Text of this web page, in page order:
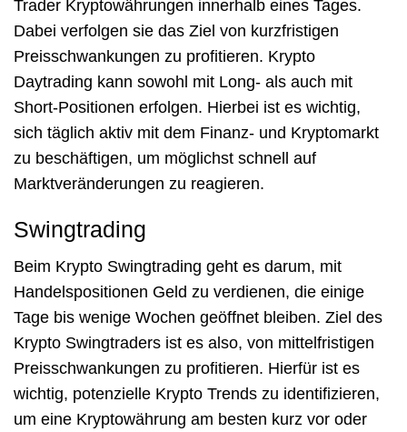
Trader Kryptowährungen innerhalb eines Tages.
Dabei verfolgen sie das Ziel von kurzfristigen
Preisschwankungen zu profitieren. Krypto
Daytrading kann sowohl mit Long- als auch mit
Short-Positionen erfolgen. Hierbei ist es wichtig,
sich täglich aktiv mit dem Finanz- und Kryptomarkt
zu beschäftigen, um möglichst schnell auf
Marktveränderungen zu reagieren.
Swingtrading
Beim Krypto Swingtrading geht es darum, mit
Handelspositionen Geld zu verdienen, die einige
Tage bis wenige Wochen geöffnet bleiben. Ziel des
Krypto Swingtraders ist es also, von mittelfristigen
Preisschwankungen zu profitieren. Hierfür ist es
wichtig, potenzielle Krypto Trends zu identifizieren,
um eine Kryptowährung am besten kurz vor oder